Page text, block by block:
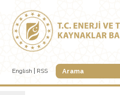
English RSS